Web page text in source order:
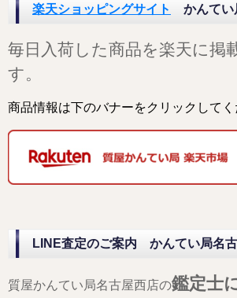
楽天ショッピングサイト かんてい
毎日入荷した商品を楽天に掲
す。
商品情報は下のバナーをクリックしてく
LINE査定のご案内 かんてい局名
質屋かんてい局名古屋西店の鑑定士